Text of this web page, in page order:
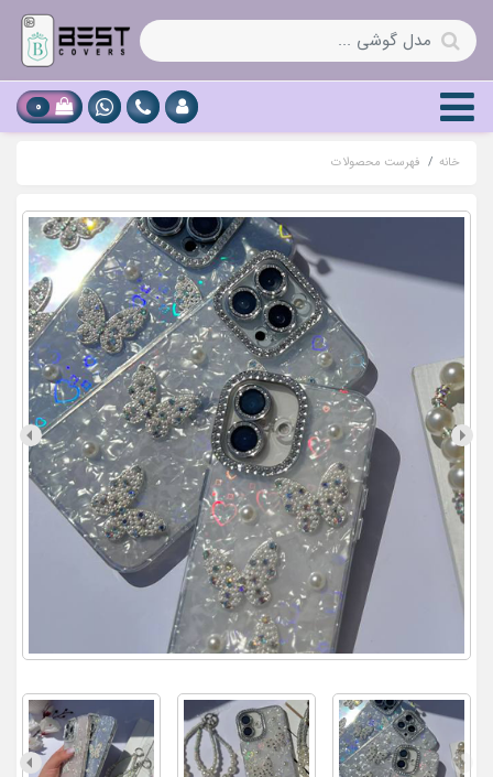
0
خانه فهرست محصولات